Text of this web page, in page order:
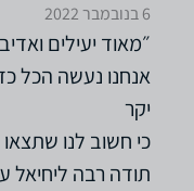
6 בנובמבר 2022
״מאוד יעילים
אנחנו נעשה הכל
יקר
כי חשוב לנו
תודה רבה